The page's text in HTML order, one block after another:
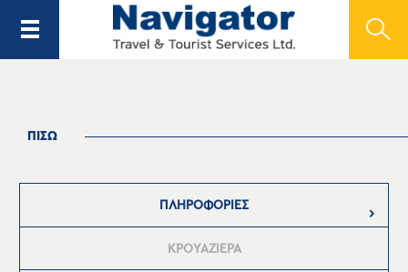
ΠΙΣΩ
ΠΛΗΡΟΦΟΡΙΕΣ
ΚΡΟΥΑΖΙΕΡΑ